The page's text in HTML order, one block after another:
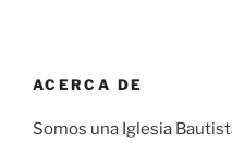
ACERCA DE
Somos una Iglesia